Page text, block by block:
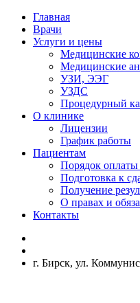
Главная
Врачи
Услуги и цены
Медицинские
Медицинские
УЗИ, ЭЭГ
УЗДС
Процедурный
О клинике
Лицензии
График работы
Пациентам
Порядок
Подготовка к
Получение
О правах и
Контакты
г. Бирск, ул.